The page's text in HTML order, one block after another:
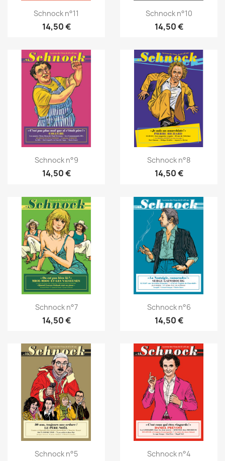
Schnock n°11
14,50 €
Schnock n°10
14,50 €
Schnock n°9
14,50 €
Schnock n°8
14,50 €
Schnock n°7
14,50 €
Schnock n°6
14,50 €
Schnock n°5 Schnock n°4